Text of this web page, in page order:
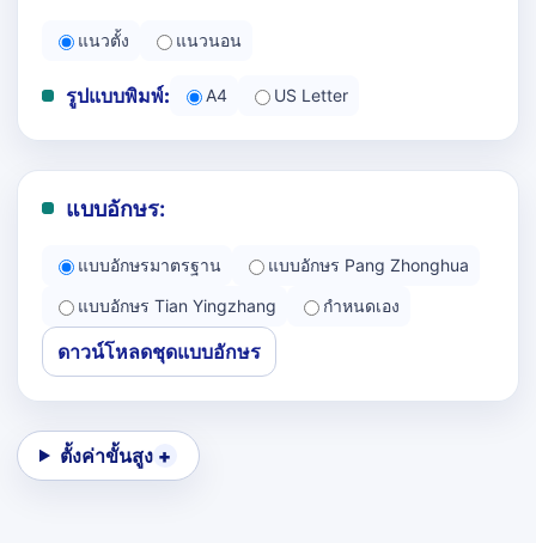
แนวตั้ง แนวนอน
รูปแบบพิมพ์: A4 US Letter
แบบอักษร:
แบบอักษรมาตรฐาน
แบบอักษร Pang Zhonghua
แบบอักษร Tian Yingzhang
กำหนดเอง
ดาวน์โหลดชุดแบบอักษร
ตั้งค่าขั้นสูง